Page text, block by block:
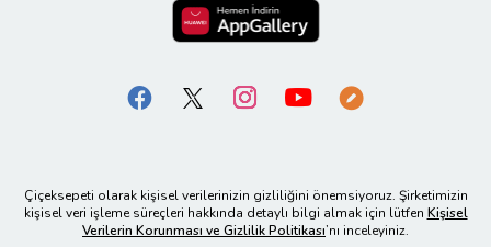
Çiçeksepeti olarak kişisel verilerinizin gizliliğini önemsiyoruz. Şirketimizin
kişisel veri işleme süreçleri hakkında detaylı bilgi almak için lütfen Kişisel
Verilerin Korunması ve Gizlilik Politikası’nı inceleyiniz.